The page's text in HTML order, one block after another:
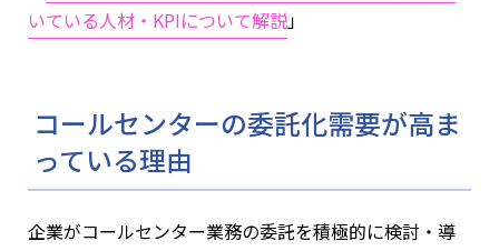
いている人材・KPIについて解説」
コールセンターの委託化需要が高ま
っている理由
企業がコールセンター業務の委託を積極的に検討・導